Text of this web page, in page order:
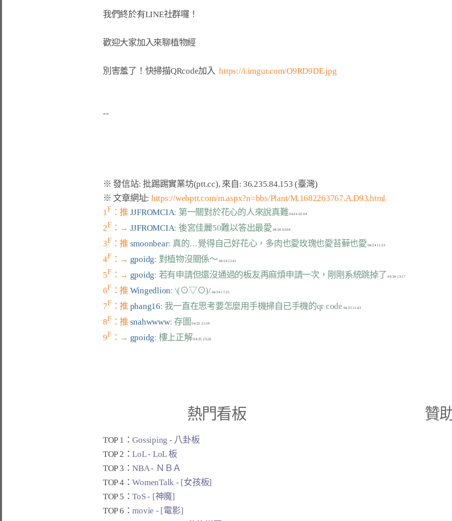
我們終於有LINE社群囉！
歡迎大家加入來聊植物經
別害羞了！快掃描QRcode加入 https://i.imgur.com/O9RD9DE.jpg
※ 文章網址: https://webptt.com/m.aspx?n=bbs/Plant/M.1682263767.A.D93.html
1 F ：推 JJFROMCIA: 第一關對於花心的人來說真難 04/24 02:04
2F ：→ JJFROMCIA: 後宮佳麗50難以答出最愛 04/24 02:04
3F ：推 smoonbear: 真的…覺得自己好花心，多肉也愛玫瑰也愛苔蘚也愛 04/24 11:33
4F ：→ gpoidg: 對植物沒關係～
5F ：→ gpoidg: 若有申請但還沒通過的板友再麻煩申請一次，剛剛系統跳掉了 04/24 13:17
6F ：推 Wingedlion: \(⊙▽⊙)/ 04/24 17:25
7F ：推 phang16: 我一直在思考要怎麼用手機掃自已手機的qr code 04/25 21:43
8F ：推 snahwwww: 存圖 04/25 21:59
9F ：→ gpoidg: 樓上正解 04/25 23:20
熱門看板
TOP 1：Gossiping - 八卦板
TOP 2：LoL - LoL 板
TOP 3：NBA - ＮＢＡ
TOP 4：WomenTalk - [女孩板]
TOP 5：ToS - [神魔]
TOP 6：movie - [電影]
贊